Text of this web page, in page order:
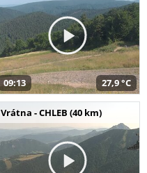
09:13 27,9 °C
Vrátna - CHLEB (40 km)